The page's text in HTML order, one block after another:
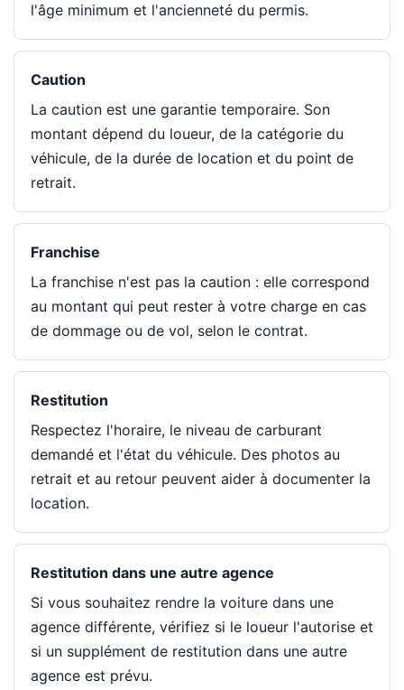
l'âge minimum et l'ancienneté du permis.
Caution
La caution est une garantie temporaire. Son
montant dépend du loueur, de la catégorie du
véhicule, de la durée de location et du point de
retrait.
Franchise
La franchise n'est pas la caution : elle correspond
au montant qui peut rester à votre charge en cas
de dommage ou de vol, selon le contrat.
Restitution
Respectez l'horaire, le niveau de carburant
demandé et l'état du véhicule. Des photos au
retrait et au retour peuvent aider à documenter la
location.
Restitution dans une autre agence
Si vous souhaitez rendre la voiture dans une
agence différente, vérifiez si le loueur l'autorise et
si un supplément de restitution dans une autre
agence est prévu.